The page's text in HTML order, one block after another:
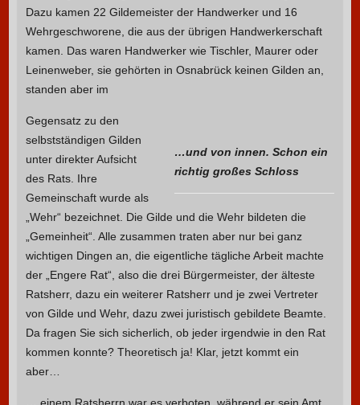
Dazu kamen 22 Gildemeister der Handwerker und 16
Wehrgeschworene, die aus der übrigen Handwerkerschaft
kamen. Das waren Handwerker wie Tischler, Maurer oder
Leinenweber, sie gehörten in Osnabrück keinen Gilden an,
standen aber im
…und von innen. Schon ein
richtig großes Schloss
Gegensatz zu den
selbstständigen Gilden
unter direkter Aufsicht
des Rats. Ihre
Gemeinschaft wurde als
„Wehr“ bezeichnet. Die Gilde und die Wehr bildeten die
„Gemeinheit“. Alle zusammen traten aber nur bei ganz
wichtigen Dingen an, die eigentliche tägliche Arbeit machte
der „Engere Rat“, also die drei Bürgermeister, der älteste
Ratsherr, dazu ein weiterer Ratsherr und je zwei Vertreter
von Gilde und Wehr, dazu zwei juristisch gebildete Beamte.
Da fragen Sie sich sicherlich, ob jeder irgendwie in den Rat
kommen konnte? Theoretisch ja! Klar, jetzt kommt ein
aber…
… einem Ratsherrn war es verboten, während er sein Amt